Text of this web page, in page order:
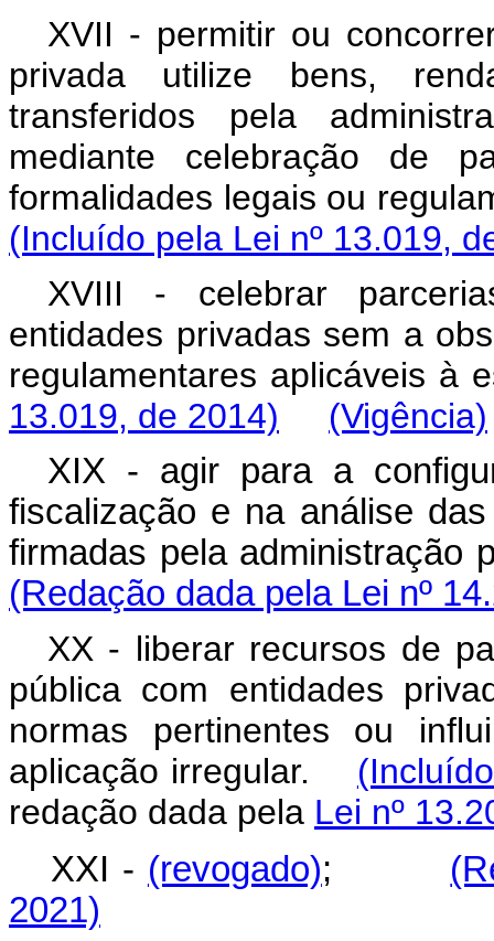
XVII - permitir ou
privada utilize bens,
transferidos pela
mediante celebração de
formalidades legais ou
(Incluído pela Lei nº 13.019,
XVIII - celebrar
entidades privadas sem a
regulamentares
13.019, de 2014)
(Vigência)
XIX - agir para a
fiscalização e na análise
firmadas pela
(Redação dada pela Lei nº
XX - liberar recursos de
pública com entidades
normas pertinentes ou
aplicação irregular.
redação dada pela Lei nº
XXI - (revogado);
2021)